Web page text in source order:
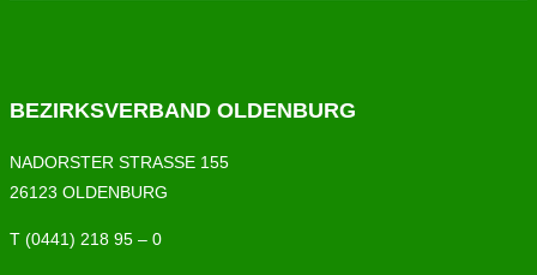
BEZIRKSVERBAND OLDENBURG
NADORSTER STRASSE 155
26123 OLDENBURG
T (0441) 218 95 – 0